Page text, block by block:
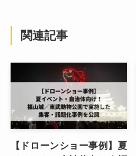
関連記事
【ドローンショー事例】夏